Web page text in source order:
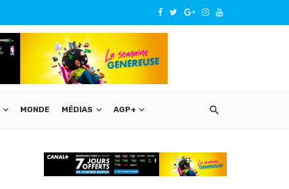
MONDE MÉDIAS AGP+